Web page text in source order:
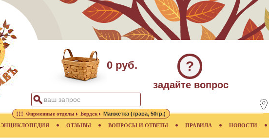
0 руб. ?
задайте вопрос
ЭНЦИКЛОПЕДИЯ ОТЗЫВЫ ВОПРОСЫ И ОТВЕТЫ ПРАВИЛА НОВОСТИ
Фирменные отделы Бердск Манжетка (трава, 50гр.)